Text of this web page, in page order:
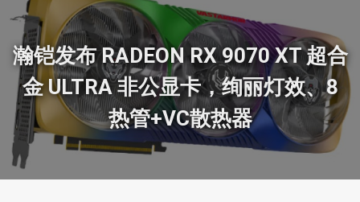
瀚铠发布 RADEON RX 9070 XT 超合
金 ULTRA 非公显卡，绚丽灯效、8
热管+VC散热器